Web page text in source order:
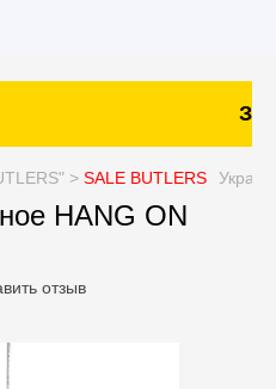
> SALE BUTLERS
HANG ON
отзыв